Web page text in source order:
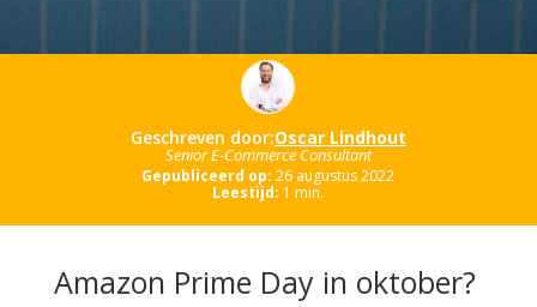
Geschreven door:Oscar Lindhout
Senior E-Commerce Consultant
Gepubliceerd op: 26 augustus 2022
Leestijd: 1 min.
Amazon Prime Day in oktober?